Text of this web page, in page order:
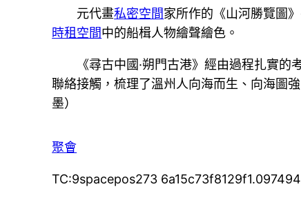
元代畫私密空間家所作的《山河勝覽圖
時租空間中的船楫人物繪聲繪色。
《尋古中國·朔門古港》經由過程扎實
聯絡接觸，梳理了溫州人向海而生、向海圖
墨）
聚會
TC:9spacepos273